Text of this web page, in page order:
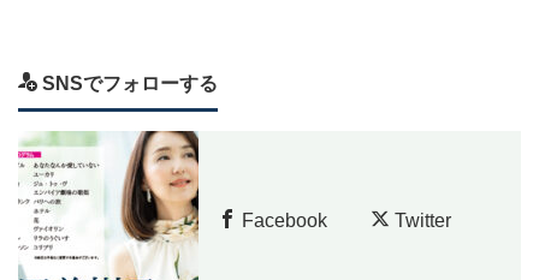
SNSでフォローする
Facebook Twitter